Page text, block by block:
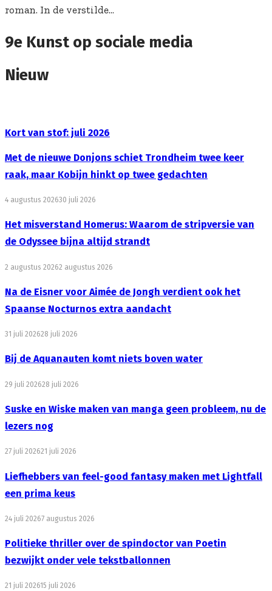
roman. In de verstilde...
9e Kunst op sociale media
Nieuw
Kort van stof: juli 2026
Met de nieuwe Donjons schiet Trondheim twee keer
raak, maar Kobijn hinkt op twee gedachten
4 augustus 202630 juli 2026
Het misverstand Homerus: Waarom de stripversie van
de Odyssee bijna altijd strandt
2 augustus 20262 augustus 2026
Na de Eisner voor Aimée de Jongh verdient ook het
Spaanse Nocturnos extra aandacht
31 juli 202628 juli 2026
Bij de Aquanauten komt niets boven water
29 juli 202628 juli 2026
Suske en Wiske maken van manga geen probleem, nu de
lezers nog
27 juli 202621 juli 2026
Liefhebbers van feel-good fantasy maken met Lightfall
een prima keus
24 juli 20267 augustus 2026
Politieke thriller over de spindoctor van Poetin
bezwijkt onder vele tekstballonnen
21 juli 202615 juli 2026